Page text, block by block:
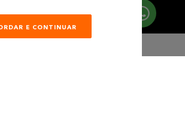
E CONTINUAR